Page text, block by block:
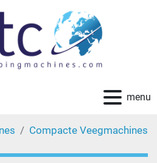
menu
Compacte Veegmachines